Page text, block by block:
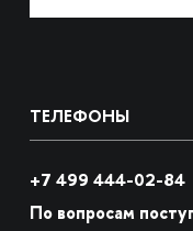
ТЕЛЕФОНЫ
+7 499 444-02-84
По вопросам